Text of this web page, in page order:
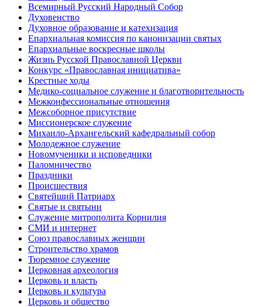
Всемирный Русский Народный Собор
Духовенство
Духовное образование и катехизация
Епархиальная комиссия по канонизации святых
Епархиальные воскресные школы
Жизнь Русской Православной Церкви
Конкурс «Православная инициатива»
Крестные ходы
Медико-социальное служение и благотворительность
Межконфессиональные отношения
Межсоборное присутствие
Миссионерское служение
Михаило-Архангельский кафедральный собор
Молодежное служение
Новомученики и исповедники
Паломничество
Праздники
Происшествия
Святейший Патриарх
Святые и святыни
Служение митрополита Корнилия
СМИ и интернет
Союз православных женщин
Строительство храмов
Тюремное служение
Церковная археология
Церковь и власть
Церковь и культура
Церковь и общество